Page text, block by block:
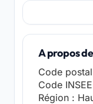
A propos
Code
Code
Région :